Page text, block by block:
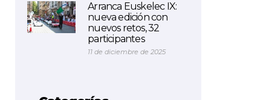
Arranca Euskelec IX:
nueva edición con
nuevos retos, 32
participantes
11 de diciembre de 2025